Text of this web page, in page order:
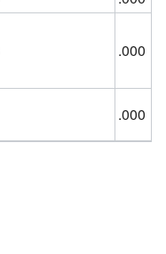
.000
.000